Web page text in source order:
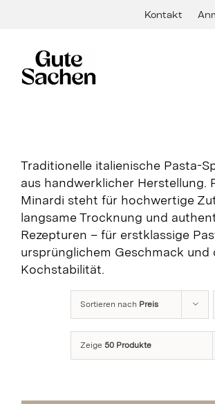
Kontakt
Traditionelle italienische Pasta-
aus handwerklicher Herstellung.
Minardi steht für hochwertige
langsame Trocknung und
Rezepturen – für erstklassige
ursprünglichem Geschmack und
Kochstabilität.
Sortieren nach Preis
Zeige 50 Produkte